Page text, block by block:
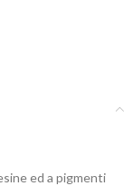
ed a pigmenti